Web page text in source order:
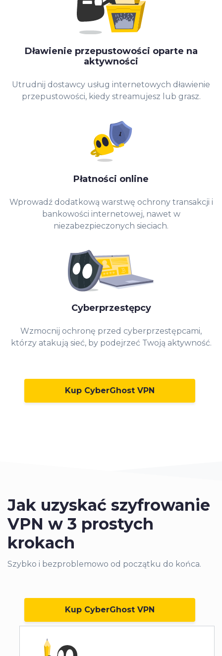
Dławienie przepustowości oparte na
aktywności
Utrudnij dostawcy usług internetowych dławienie
przepustowości, kiedy streamujesz lub grasz.
Płatności online
Wprowadź dodatkową warstwę ochrony transakcji i
bankowości internetowej, nawet w
niezabezpieczonych sieciach.
Cyberprzestępcy
Wzmocnij ochronę przed cyberprzestępcami,
którzy atakują sieć, by podejrzeć Twoją aktywność.
Kup CyberGhost VPN
Jak uzyskać szyfrowanie
VPN w 3 prostych
krokach
Szybko i bezproblemowo od początku do końca.
Kup CyberGhost VPN